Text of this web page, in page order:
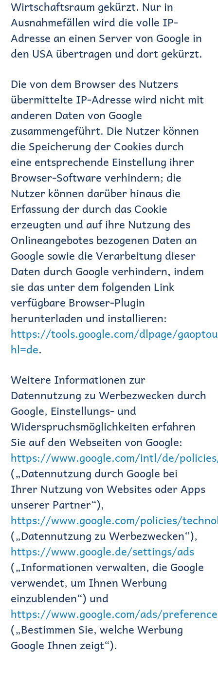
Wirtschaftsraum gekürzt. Nur in
Ausnahmefällen wird die volle IP-
Adresse an einen Server von Google in
den USA übertragen und dort gekürzt.
Die von dem Browser des Nutzers
übermittelte IP-Adresse wird nicht mit
anderen Daten von Google
zusammengeführt. Die Nutzer können
die Speicherung der Cookies durch
eine entsprechende Einstellung ihrer
Browser-Software verhindern; die
Nutzer können darüber hinaus die
Erfassung der durch das Cookie
erzeugten und auf ihre Nutzung des
Onlineangebotes bezogenen Daten an
Google sowie die Verarbeitung dieser
Daten durch Google verhindern, indem
sie das unter dem folgenden Link
verfügbare Browser-Plugin
herunterladen und installieren:
https://tools.google.com/dlpage/
hl=de.
Weitere Informationen zur
Datennutzung zu Werbezwecken durch
Google, Einstellungs- und
Widerspruchsmöglichkeiten erfahren
Sie auf den Webseiten von Google:
https://www.google.com/intl/de/
(„Datennutzung durch Google bei
Ihrer Nutzung von Websites oder Apps
unserer Partner“),
https://www.google.com/policies/
(„Datennutzung zu Werbezwecken“),
https://www.google.de/settings/ads
(„Informationen verwalten, die Google
verwendet, um Ihnen Werbung
einzublenden“) und
https://www.google.com/ads/
(„Bestimmen Sie, welche Werbung
Google Ihnen zeigt“).